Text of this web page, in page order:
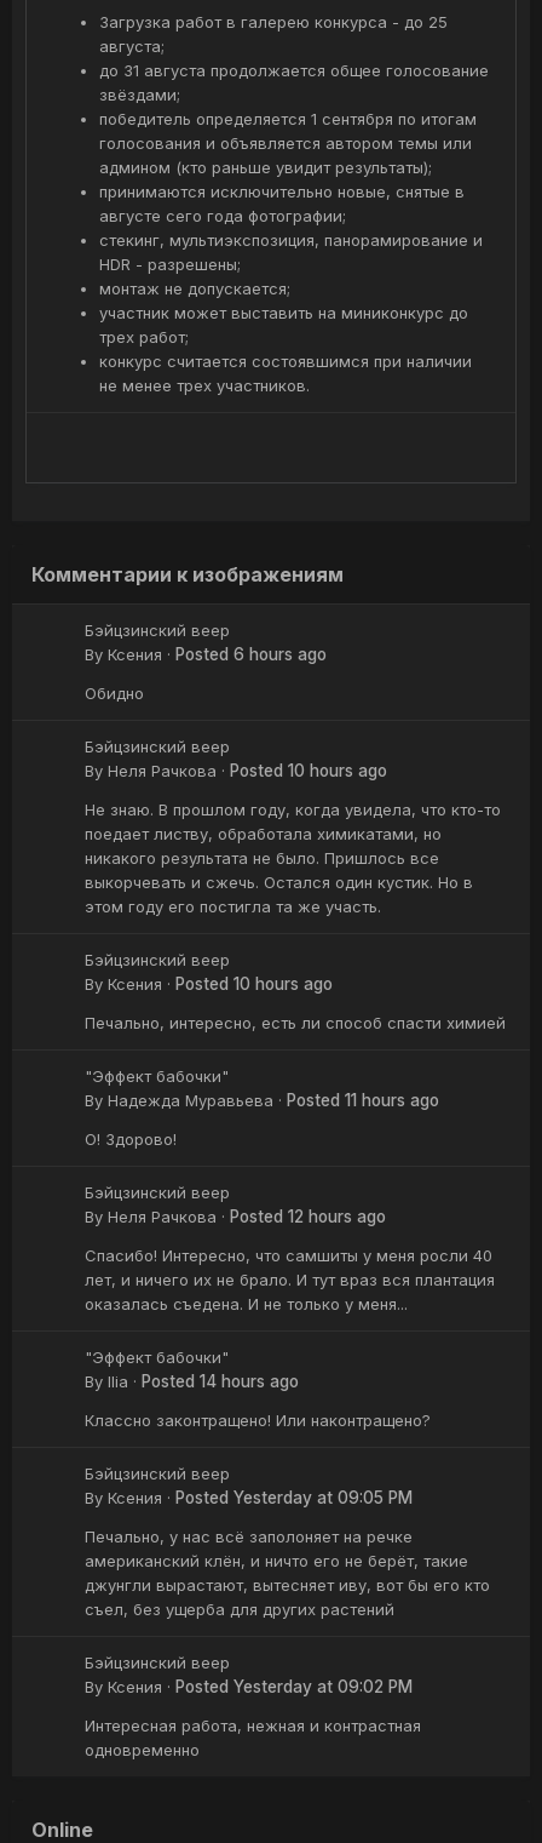
Загрузка работ в галерею конкурса - до 25
августа;
до 31 августа продолжается общее голосование
звёздами;
победитель определяется 1 сентября по итогам
голосования и объявляется автором темы или
админом (кто раньше увидит результаты);
принимаются исключительно новые, снятые в
августе сего года фотографии;
стекинг, мультиэкспозиция, панорамирование и
HDR - разрешены;
монтаж не допускается;
участник может выставить на миниконкурс до
трех работ;
конкурс считается состоявшимся при наличии
не менее трех участников.
Комментарии к изображениям
Бэйцзинский веер
By Ксения · Posted 6 hours ago
Обидно
Бэйцзинский веер
By Неля Рачкова · Posted 10 hours ago
Не знаю. В прошлом году, когда увидела, что кто-то
поедает листву, обработала химикатами, но
никакого результата не было. Пришлось все
выкорчевать и сжечь. Остался один кустик. Но в
этом году его постигла та же участь.
Бэйцзинский веер
By Ксения · Posted 10 hours ago
Печально, интересно, есть ли способ спасти химией
"Эффект бабочки"
By Надежда Муравьева · Posted 11 hours ago
О! Здорово!
Бэйцзинский веер
By Неля Рачкова · Posted 12 hours ago
Спасибо! Интересно, что самшиты у меня росли 40
лет, и ничего их не брало. И тут враз вся плантация
оказалась съедена. И не только у меня...
"Эффект бабочки"
By Ilia · Posted 14 hours ago
Классно законтращено! Или наконтращено?
Бэйцзинский веер
By Ксения · Posted Yesterday at 09:05 PM
Печально, у нас всё заполоняет на речке
американский клён, и ничто его не берёт, такие
джунгли вырастают, вытесняет иву, вот бы его кто
съел, без ущерба для других растений
Бэйцзинский веер
By Ксения · Posted Yesterday at 09:02 PM
Интересная работа, нежная и контрастная
одновременно
Online